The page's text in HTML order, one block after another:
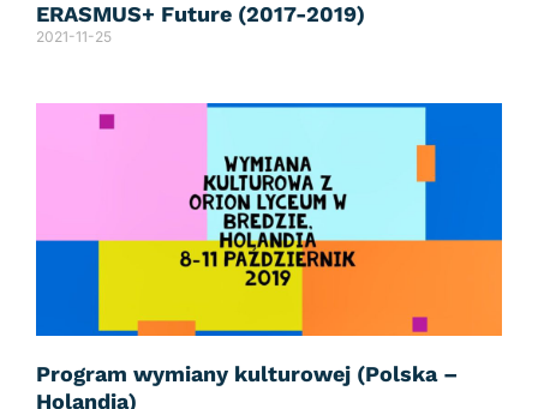
ERASMUS+ Future (2017-2019)
2021-11-25
Program wymiany kulturowej (Polska –
Holandia)